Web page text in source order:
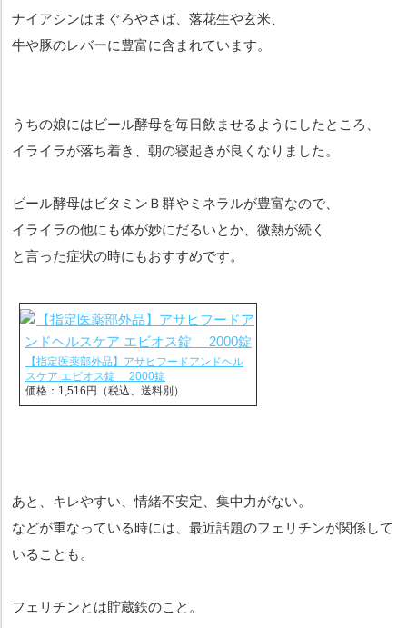
ナイアシンはまぐろやさば、落花生や玄米、
牛や豚のレバーに豊富に含まれています。
うちの娘にはビール酵母を毎日飲ませるようにしたところ、
イライラが落ち着き、朝の寝起きが良くなりました。
ビール酵母はビタミンＢ群やミネラルが豊富なので、
イライラの他にも体が妙にだるいとか、微熱が続く
と言った症状の時にもおすすめです。
【指定医薬部外品】アサヒフードアンドヘル
スケア エビオス錠 2000錠
価格：1,516円（税込、送料別）
あと、キレやすい、情緒不安定、集中力がない。
などが重なっている時には、最近話題のフェリチンが関係して
いることも。
フェリチンとは貯蔵鉄のこと。